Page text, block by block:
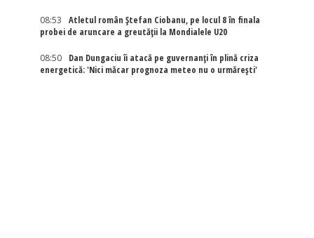
08:53
Atletul român Ștefan Ciobanu, pe locul 8 în finala
probei de aruncare a greutății la Mondialele U20
08:50
Dan Dungaciu îi atacă pe guvernanți în plină criza
energetică: 'Nici măcar prognoza meteo nu o urmărești'